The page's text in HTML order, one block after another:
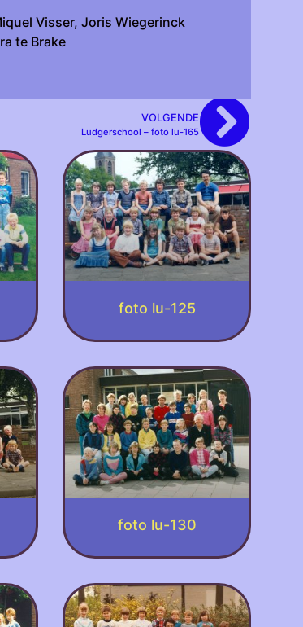
Visser, Joris Wiegerinck
te Brake
VOLGENDE
Ludgerschool – foto lu-165
foto lu-125
foto lu-130